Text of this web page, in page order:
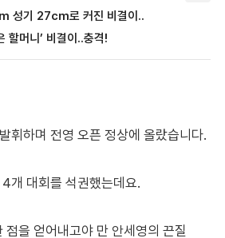
휘하며 전영 오픈 정상에 올랐습니다.
개 대회를 석권했는데요.
을 얻어내고야 만 안세영의 끈질